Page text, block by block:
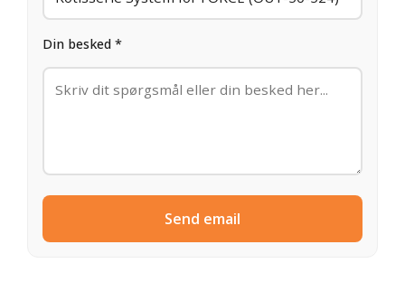
Din besked *
Send email